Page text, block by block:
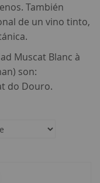
También
de un vino tinto,
Muscat Blanc à
son:
do Douro.